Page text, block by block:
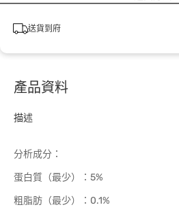
送貨到府
產品資料
描述
分析成分：
蛋白質（最少）：5%
粗脂肪（最少）：0.1%